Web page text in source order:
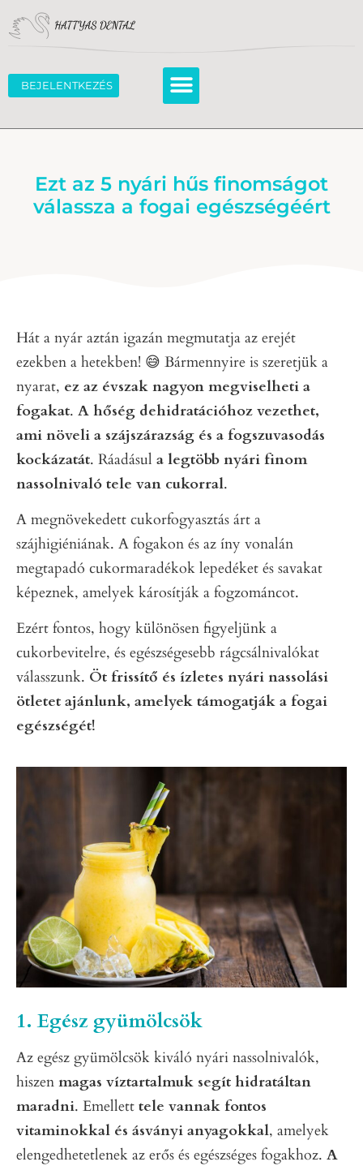
BEJELENTKEZÉS
Ezt az 5 nyári hűs finomságot
válassza a fogai egészségéért
Hát a nyár aztán igazán megmutatja az erejét
ezekben a hetekben! 😅 Bármennyire is szeretjük a
nyarat, ez az évszak nagyon megviselheti a
fogakat. A hőség dehidratációhoz vezethet,
ami növeli a szájszárazság és a fogszuvasodás
kockázatát. Ráadásul a legtöbb nyári finom
nassolnivaló tele van cukorral.
A megnövekedett cukorfogyasztás árt a
szájhigiéniának. A fogakon és az íny vonalán
megtapadó cukormaradékok lepedéket és savakat
képeznek, amelyek károsítják a fogzománcot.
Ezért fontos, hogy különösen figyeljünk a
cukorbevitelre, és egészségesebb rágcsálnivalókat
válasszunk. Öt frissítő és ízletes nyári nassolási
ötletet ajánlunk, amelyek támogatják a fogai
egészségét!
1. Egész gyümölcsök
Az egész gyümölcsök kiváló nyári nassolnivalók,
hiszen magas víztartalmuk segít hidratáltan
maradni. Emellett tele vannak fontos
vitaminokkal és ásványi anyagokkal, amelyek
elengedhetetlenek az erős és egészséges fogakhoz. A